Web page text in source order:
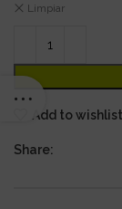
Limpiar
Add to wishlist
Share: